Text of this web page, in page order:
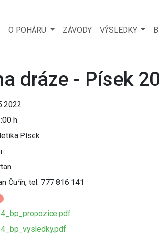
O POHÁRU ZÁVODY VÝSLEDKY
dráze - Písek
h
Písek
Čuřín, tel. 777 816 141